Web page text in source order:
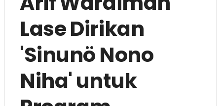
Lase Dirikan
'Sinunö Nono
Niha' untuk